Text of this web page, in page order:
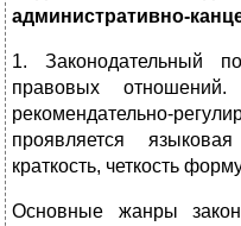
административно-
1. Законодательный
правовых
рекомендательно-
проявляется
краткость, четкость
Основные жанры